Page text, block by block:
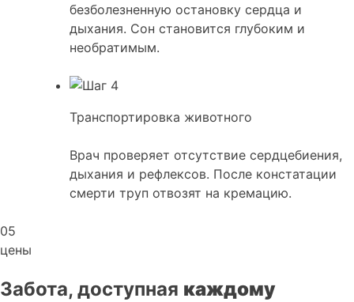
безболезненную остановку сердца и
дыхания. Сон становится глубоким и
необратимым.
Транспортировка животного
Врач проверяет отсутствие сердцебиения,
дыхания и рефлексов. После констатации
смерти труп отвозят на кремацию.
05
цены
Забота, доступная каждому